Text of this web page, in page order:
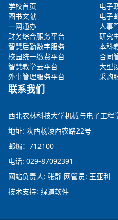
学校首页
电子
图书文献
电子
一网通办
人事
财务综合服务平台
研究
智慧后勤数字服务
本科
校园统一缴费平台
合同
智慧教学云平台
大型
外事管理服务平台
采购
联系我们
西北农林科技大学机械与电子工程
地址: 陕西杨凌西农路22号
邮编：712100
电话: 029-87092391
网站负责人: 张静 网管员: 王亚利
技术支持: 绿道软件